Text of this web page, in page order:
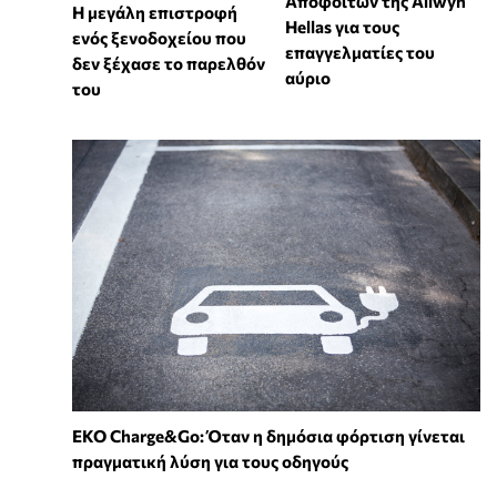
Η μεγάλη επιστροφή
ενός ξενοδοχείου που
δεν ξέχασε το παρελθόν
του
Hellas για τους
επαγγελματίες του
αύριο
EKO Charge&Go: Όταν η δημόσια φόρτιση γίνεται
πραγματική λύση για τους οδηγούς